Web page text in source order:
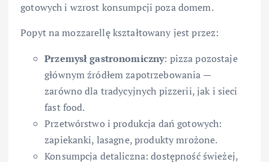
gotowych i wzrost konsumpcji poza domem.
Popyt na mozzarellę kształtowany jest przez:
Przemysł gastronomiczny: pizza pozostaje
głównym źródłem zapotrzebowania —
zarówno dla tradycyjnych pizzerii, jak i sieci
fast food.
Przetwórstwo i produkcja dań gotowych:
zapiekanki, lasagne, produkty mrożone.
Konsumpcja detaliczna: dostępność świeżej,